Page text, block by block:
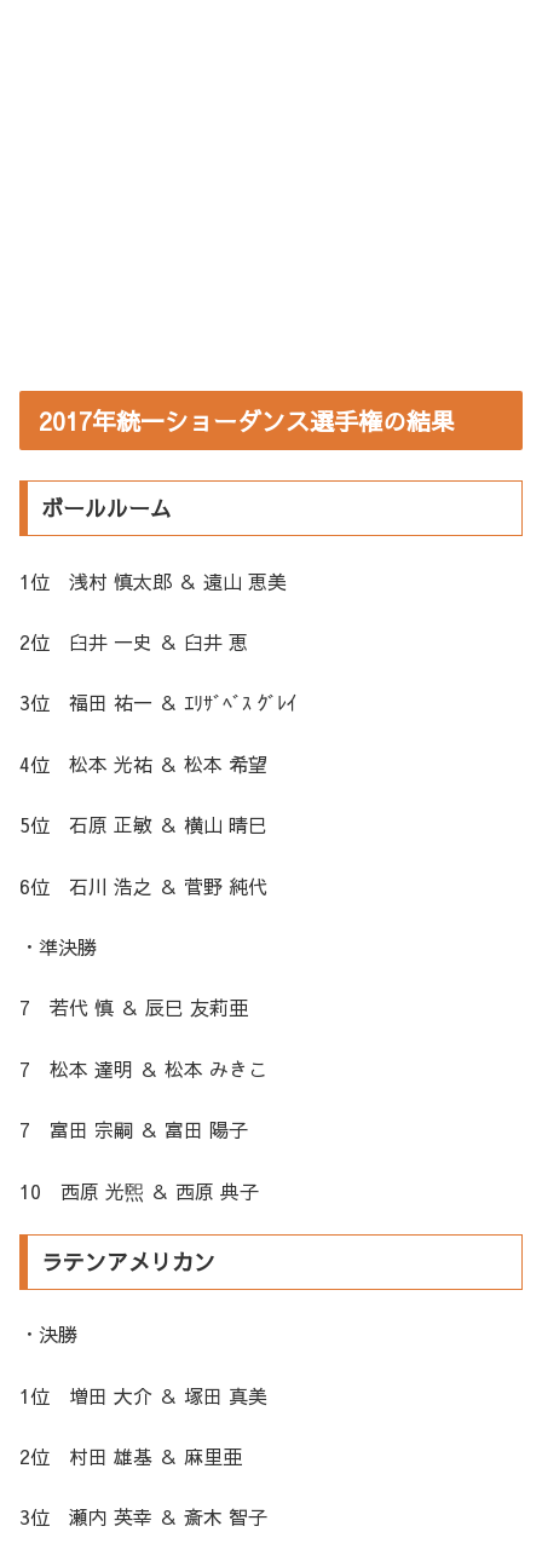
2017年統一ショーダンス選手権の結果
ボールルーム
1位 浅村 慎太郎 ＆ 遠山 恵美
2位 臼井 一史 ＆ 臼井 恵
3位 福田 祐一 ＆ ｴﾘｻﾞﾍﾞｽ ｸﾞﾚｲ
4位 松本 光祐 ＆ 松本 希望
5位 石原 正敏 ＆ 横山 晴巳
6位 石川 浩之 ＆ 菅野 純代
・準決勝
7 若代 慎 ＆ 辰巳 友莉亜
7 松本 達明 ＆ 松本 みきこ
7 富田 宗嗣 ＆ 富田 陽子
10 西原 光煕 ＆ 西原 典子
ラテンアメリカン
・決勝
1位 増田 大介 ＆ 塚田 真美
2位 村田 雄基 ＆ 麻里亜
3位 瀬内 英幸 ＆ 斎木 智子